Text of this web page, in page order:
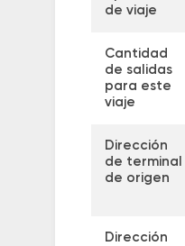
de viaje
Cantidad
de salidas
para este
viaje
Dirección
de terminal
de origen
Dirección